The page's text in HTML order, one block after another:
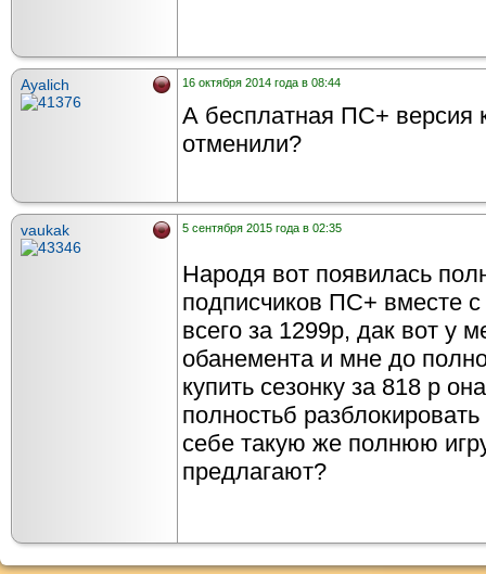
Ayalich 16 октября 2014 года в 08:44
А бесплатная ПС+ версия
отменили?
vaukak 5 сентября 2015 года в 02:35
Народя вот появилась
подписчиков ПС+ вместе
всего за 1299р, дак вот у
обанемента и мне до
купить сезонку за 818 р
полностьб
себе такую же полнюю
предлагают?